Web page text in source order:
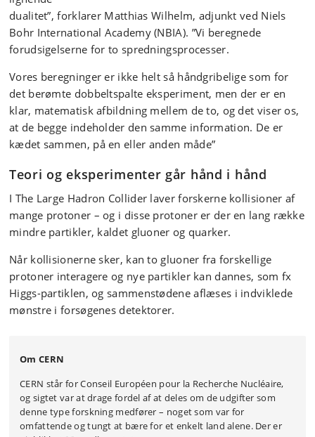
dualitet”, forklarer Matthias Wilhelm, adjunkt ved Niels
Bohr International Academy (NBIA). ”Vi beregnede
forudsigelserne for to spredningsprocesser.
Vores beregninger er ikke helt så håndgribelige som for
det berømte dobbeltspalte eksperiment, men der er en
klar, matematisk afbildning mellem de to, og det viser os,
at de begge indeholder den samme information. De er
kædet sammen, på en eller anden måde”
Teori og eksperimenter går hånd i hånd
I The Large Hadron Collider laver forskerne kollisioner af
mange protoner – og i disse protoner er der en lang række
mindre partikler, kaldet gluoner og quarker.
Når kollisionerne sker, kan to gluoner fra forskellige
protoner interagere og nye partikler kan dannes, som fx
Higgs-partiklen, og sammenstødene aflæses i indviklede
mønstre i forsøgenes detektorer.
Om CERN
CERN står forConseil Européen pour la Recherche Nucléaire,
og sigtet var at drage fordel af at deles om de udgifter som
denne type forskning medfører – noget som var for
omfattende og tungt at bære for et enkelt land alene. Der er